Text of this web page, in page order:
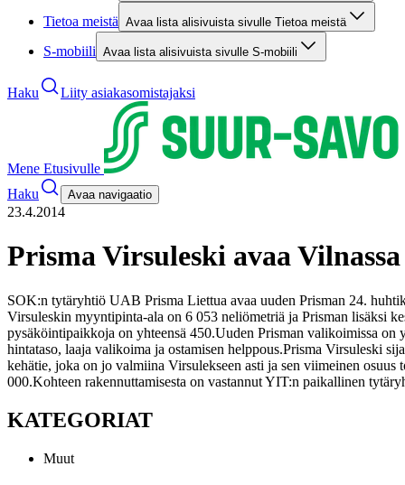
Tietoa meistä Avaa lista alisivuista sivulle Tietoa meistä
S-mobiili Avaa lista alisivuista sivulle S-mobiili
Haku Liity asiakasomistajaksi
Mene Etusivulle
Haku
Avaa navigaatio
23.4.2014
Prisma Virsuleski avaa Vilnassa
SOK:n tytäryhtiö UAB Prisma Liettua avaa uuden Prisman 24.
Virsuleskin myyntipinta-ala on 6 053 neliömetriä ja Prisman lisäksi
pysäköintipaikkoja on yhteensä 450.Uuden Prisman valikoimissa on
hintataso, laaja valikoima ja ostamisen helppous.Prisma Virsuleski
kehätie, joka on jo valmiina Virsulekseen asti ja sen viimeinen
000.Kohteen rakennuttamisesta on vastannut YIT:n paikallinen
KATEGORIAT
Muut